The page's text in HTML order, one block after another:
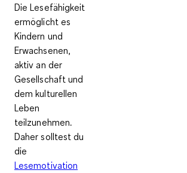
Die Lesefähigkeit
ermöglicht es
Kindern und
Erwachsenen,
aktiv an der
Gesellschaft und
dem kulturellen
Leben
teilzunehmen.
Daher solltest du
die
Lesemotivation